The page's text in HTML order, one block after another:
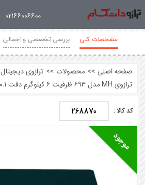
02166006600
مشخصات کلی بررسی تخصصی و اجمالی
صفحه اصلی >> محصولات >> ترازوی دیجیتال
ترازوی MH مدل 693 ظرفیت 6 کیلوگرم دقت 0.1 گرم
کد کالا : 268870